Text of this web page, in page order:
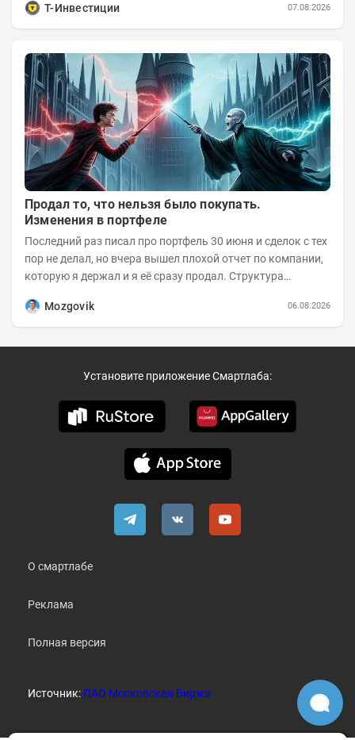
Т-Инвестиции
07.08.2026
Продал то, что нельзя было покупать.
Изменения в портфеле
Последний раз писал про портфель 30 июня и сделок с тех
пор не делал, но вчера вышел плохой отчет по компании,
которую я держал и я её сразу продал. Структура
Mozgovik
06.08.2026
Установите приложение Смартлаба:
О смартлабе
Реклама
Полная версия
Источник: ПАО Московская Биржа